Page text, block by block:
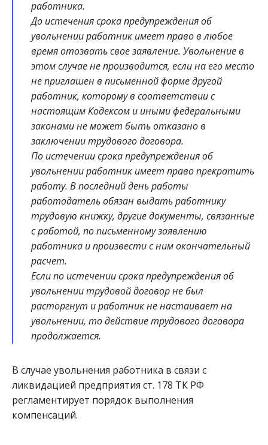
работника.
До истечения срока предупреждения об
увольнении работник имеет право в любое
время отозвать свое заявление. Увольнение в
этом случае не производится, если на его место
не приглашен в письменной форме другой
работник, которому в соответствии с
настоящим Кодексом и иными федеральными
законами не может быть отказано в
заключении трудового договора.
По истечении срока предупреждения об
увольнении работник имеет право прекратить
работу. В последний день работы
работодатель обязан выдать работнику
трудовую книжку, другие документы, связанные
с работой, по письменному заявлению
работника и произвести с ним окончательный
расчет.
Если по истечении срока предупреждения об
увольнении трудовой договор не был
расторгнут и работник не настаивает на
увольнении, то действие трудового договора
продолжается.
В случае увольнения работника в связи с
ликвидацией предприятия ст. 178 ТК РФ
регламентирует порядок выполнения
компенсаций.